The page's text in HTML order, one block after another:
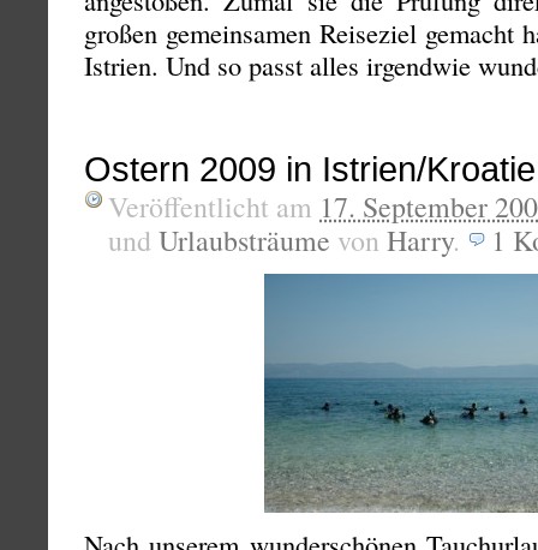
großen gemeinsamen Reiseziel gemacht
Istrien. Und so passt alles irgendwie
Ostern 2009 in Istrien/
Veröffentlicht am 17. September
und Urlaubsträume von Harry. 1